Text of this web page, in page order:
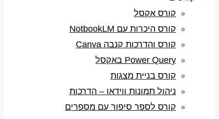
קורס אקסל
קורס היכרות עם NotbookLM
קורס והדרכות קנבה Canva
Power Query באקסל
קורס בניית מצגות
ניהול תמונות ווידאו – הדרכות
קורס לספר סיפור עם מספרים